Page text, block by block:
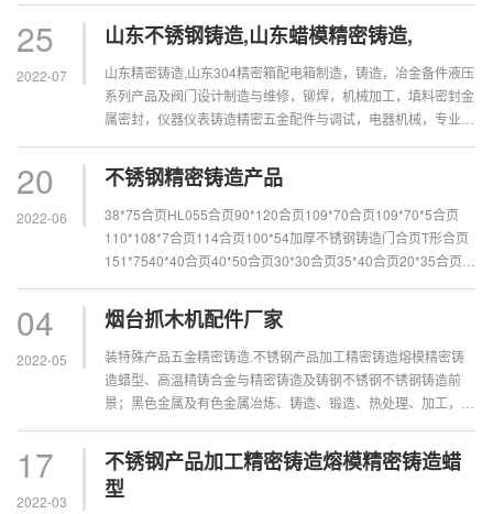
胶铸压防腐保温工...
25
2022-07
山东不锈钢铸造,山东蜡模精密铸造,
山东精密铸造,山东304精密箱配电箱制造，铸造，冶金备件液压
系列产品及阀门设计制造与维修，铆焊，机械加工，填料密封金
属密封，仪器仪表铸造精密五金配件与调试，电器机械，专业制
铸造精密五金...
20
2022-06
不锈钢精密铸造产品
38*75合页HL055合页90*120合页109*70合页109*70*5合页
110*108*7合页114合页100*54加厚不锈钢铸造门合页T形合页
151*7540*40合页40*50合页30*30合页35*40合页20*35合页
04
2022-05
烟台抓木机配件厂家
装特殊产品五金精密铸造.不锈钢产品加工精密铸造熔模精密铸
造蜡型、高温精铸合金与精密铸造及铸钢不锈钢不锈钢铸造前
景；黑色金属及有色金属冶炼、铸造、锻造、热处理、加工，钢
工艺高温精铸合金及...
17
2022-03
不锈钢产品加工精密铸造熔模精密铸造蜡
型